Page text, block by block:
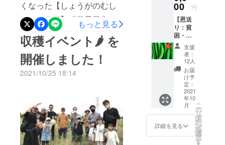
さん。同じ緑区でがんばっ
てる企業を応援したい！と
いう熱い想いで支援いただ
きました。しかも命名につ
いて、“とうがらしの事、畑
の事、立ち上げまでの経緯
めるのではなく、実際に畑
に携わる3人の想いを踏まえ
た上で決めて頂いて構いま
で、田んぼの畦切りをした
時など、大活躍してくれま
した。恩送りをリターンに
選んでいただいた方は12
名！（感謝！）すべてをと
うがらしでお渡しすると、
らせてしまうので（苦笑）
わたしたちの田んぼで作っ
たお米も一緒にお渡ししま
くなった【しょうがのむし
とのコラボ】「世界最辛」
の発酵ジンジャーエール！
発酵が無事終了し、ラベル
のデザインし、自ら貼り付
けを行い…ついについに完
ザインもステキに仕上がっ
てます。商品名は、しょう
がのむしの周東さんのアイ
もっと見る
収穫イベント🌶 を
開催しました！
2021/10/25 18:14
細） ・
300〜
500gを
想定 ・
品種/発
送量/時
期は、
生育状
況に
よって
変動し
ます。
予めご
了承く
ださ
い。
00 円
【恩送
り：貧
困・就
労支援
NPOへ
の寄
贈】 あ
なたに
支援い
ただい
たお金
で貧困
や就労
支援を
行う
支援
者：
12人
お届
け予
定：
2021
年10
月
詳細を見る
こ
の
リ
タ
ー
ン
を
選
択
す